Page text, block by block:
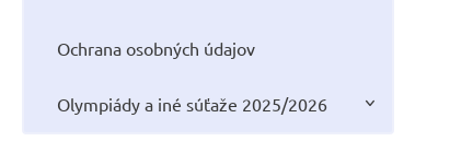
Ochrana osobných údajov
Olympiády a iné súťaže 2025/2026